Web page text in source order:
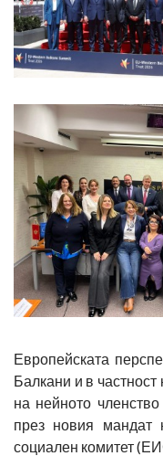
Европейската
Балкани и в
на нейното
през новия мандат
социален комитет